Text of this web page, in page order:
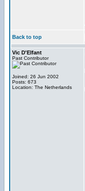
Back to top
Vic D'Elfant
Past Contributor
Joined: 26 Jun 2002
Posts: 673
Location: The Netherlands